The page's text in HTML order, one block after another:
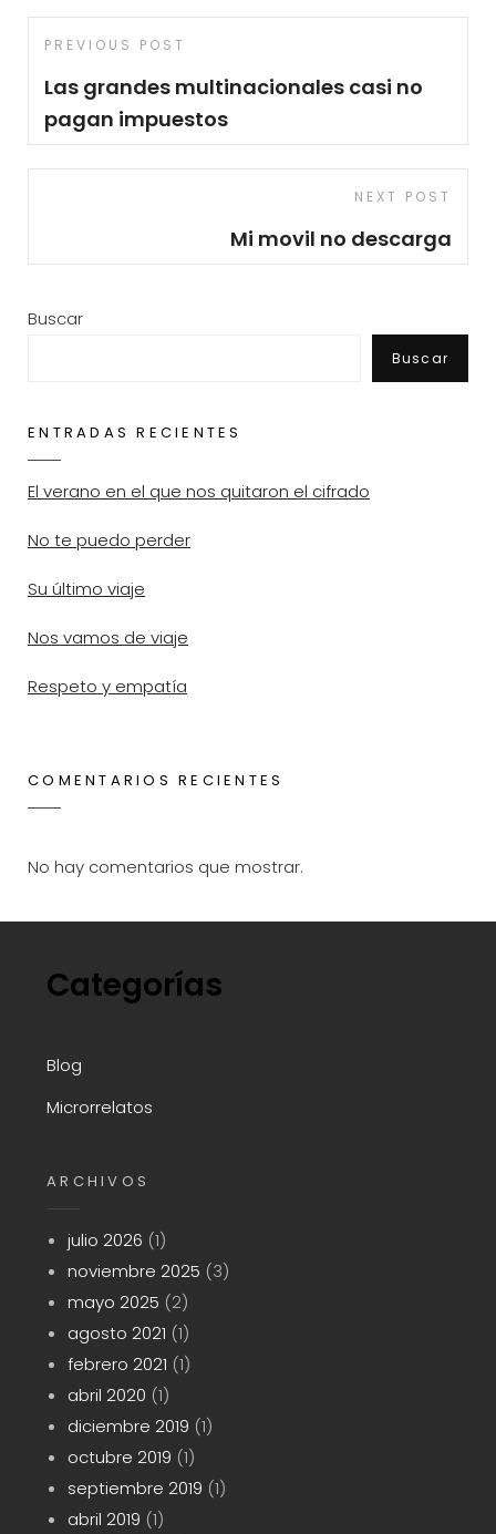
Navegación
de
entradas
Previous
Post
PREVIOUS POST
Las grandes multinacionales casi no
pagan impuestos
NEXT POST
Mi movil no descarga
Buscar
Buscar
ENTRADAS RECIENTES
El verano en el que nos quitaron el cifrado
No te puedo perder
Su último viaje
Nos vamos de viaje
Respeto y empatía
COMENTARIOS RECIENTES
No hay comentarios que mostrar.
Categorías
Blog
Microrrelatos
ARCHIVOS
julio 2026 (1)
noviembre 2025 (3)
mayo 2025 (2)
agosto 2021 (1)
febrero 2021 (1)
abril 2020 (1)
diciembre 2019 (1)
octubre 2019 (1)
septiembre 2019 (1)
abril 2019 (1)